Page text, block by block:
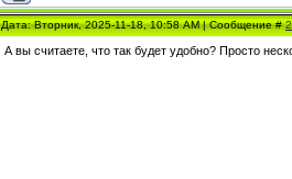
Дата: Вторник, 2025-11-18, 10:58 AM | Сообщение #2
А вы считаете, что так будет удобно? Просто